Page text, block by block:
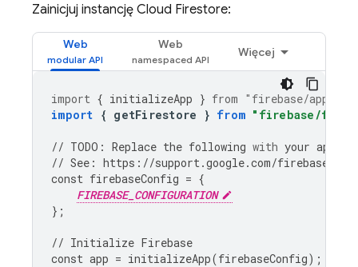
Zainicjuj instancję Cloud Firestore:
Web Web
Więcej
import { initializeApp } from "firebase/app"
import { getFirestore } from "firebase/
// TODO : Replace the following with your app
// See : https : //support.google.com/firebase
const firebaseConfig = {
FIREBASE_CONFIGURATION
};
// Initialize Firebase
const app = initializeApp(firebaseConfig);